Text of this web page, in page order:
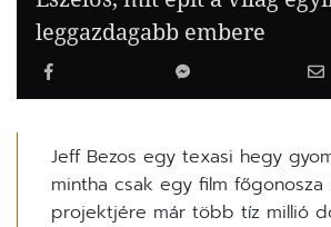
leggazdagabb embere
Jeff Bezos egy texasi hegy
mintha csak egy film főgonosza
projektjére már több tíz millió